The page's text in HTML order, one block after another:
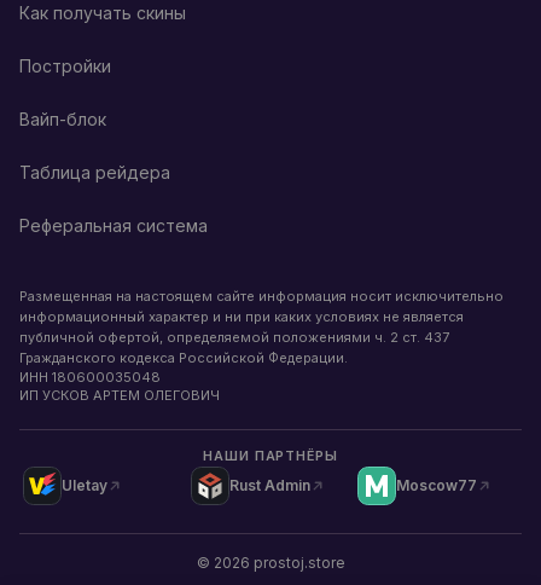
Как получать скины
Постройки
Вайп-блок
Таблица рейдера
Реферальная система
Размещенная на настоящем сайте информация носит исключительно
информационный характер и ни при каких условиях не является
публичной офертой, определяемой положениями ч. 2 ст. 437
Гражданского кодекса Российской Федерации.
ИНН 180600035048
ИП УСКОВ АРТЕМ ОЛЕГОВИЧ
НАШИ ПАРТНЁРЫ
Uletay Rust Admin Moscow77
© 2026 prostoj.store